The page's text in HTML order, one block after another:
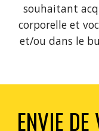
souhaitant
corporelle et
et/ou dans le
ENVIE